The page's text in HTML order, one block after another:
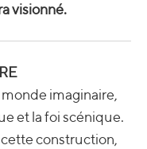
visionné.
imaginaire,
et la foi scénique.
cette construction,